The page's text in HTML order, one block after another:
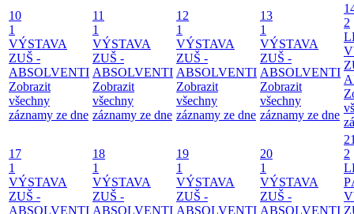
10
1
VÝSTAVA
ZUŠ -
ABSOLVENTI
Zobrazit
všechny
záznamy ze dne
11
1
VÝSTAVA
ZUŠ -
ABSOLVENTI
Zobrazit
všechny
záznamy ze dne
12
1
VÝSTAVA
ZUŠ -
ABSOLVENTI
Zobrazit
všechny
záznamy ze dne
13
1
VÝSTAVA
ZUŠ -
ABSOLVENTI
Zobrazit
všechny
záznamy ze dne
2
17
1
VÝSTAVA
ZUŠ -
ABSOLVENTI
18
1
VÝSTAVA
ZUŠ -
ABSOLVENTI
19
1
VÝSTAVA
ZUŠ -
ABSOLVENTI
20
1
VÝSTAVA
ZUŠ -
ABSOLVENTI
2